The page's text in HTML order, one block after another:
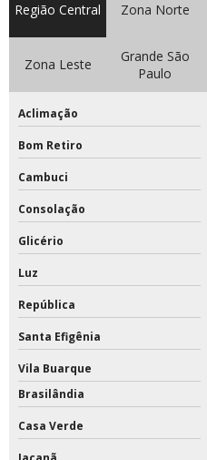
Região Central Zona Norte
Zona Leste
Grande São
Paulo
Aclimação
Bom Retiro
Cambuci
Consolação
Glicério
Luz
República
Santa Efigênia
Vila Buarque
Brasilândia
Casa Verde